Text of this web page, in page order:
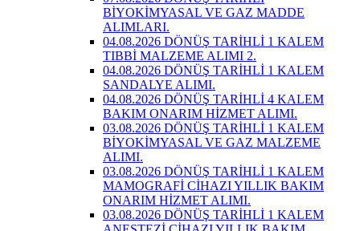
BİYOKİMYASAL VE GAZ MADDE
ALIMLARI.
04.08.2026 DÖNÜŞ TARİHLİ 1 KALEM
TIBBİ MALZEME ALIMI 2.
04.08.2026 DÖNÜŞ TARİHLİ 1 KALEM
SANDALYE ALIMI.
04.08.2026 DÖNÜŞ TARİHLİ 4 KALEM
BAKIM ONARIM HİZMET ALIMI.
03.08.2026 DÖNÜŞ TARİHLİ 1 KALEM
BİYOKİMYASAL VE GAZ MALZEME
ALIMI.
03.08.2026 DÖNÜŞ TARİHLİ 1 KALEM
MAMOGRAFİ CİHAZI YILLIK BAKIM
ONARIM HİZMET ALIMI.
03.08.2026 DÖNÜŞ TARİHLİ 1 KALEM